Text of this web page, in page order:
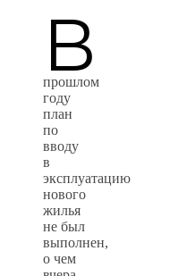
В
прошлом
году
план
по
вводу
в
эксплуатацию
нового
жилья
не был
выполнен,
о чем